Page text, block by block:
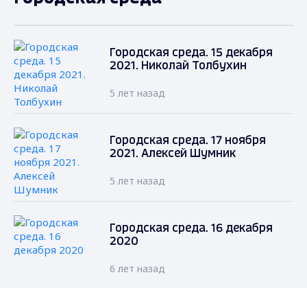
Городская среда. 15 декабря
2021. Николай Толбухин
5 лет назад
Городская среда. 17 ноября
2021. Алексей Шумник
5 лет назад
Городская среда. 16 декабря
2020
6 лет назад